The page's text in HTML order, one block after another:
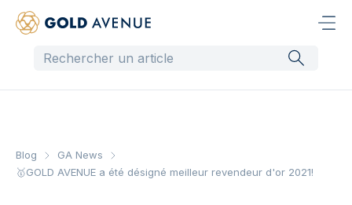
Blog
GA News
🥇GOLD AVENUE a été désigné meilleur revendeur d'or 2021!